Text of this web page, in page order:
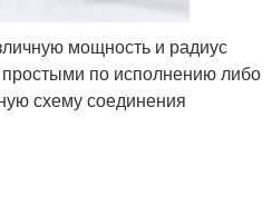
мощность и радиус
по исполнению либо
схему соединения